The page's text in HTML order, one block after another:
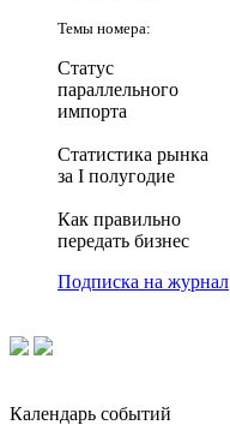
Темы номера:
Статус
параллельного
импорта
Статистика рынка
за I полугодие
Как правильно
передать бизнес
Подписка на журнал
Календарь событий